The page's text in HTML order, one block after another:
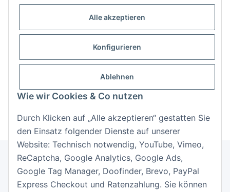
Alle akzeptieren
Konfigurieren
Ablehnen
Wie wir Cookies & Co nutzen
Durch Klicken auf „Alle akzeptieren“ gestatten Sie
den Einsatz folgender Dienste auf unserer
Website: Technisch notwendig, YouTube, Vimeo,
ReCaptcha, Google Analytics, Google Ads,
Google Tag Manager, Doofinder, Brevo, PayPal
Express Checkout und Ratenzahlung. Sie können
Anmelden
Neu hier? Jetzt registrieren!
Informationen